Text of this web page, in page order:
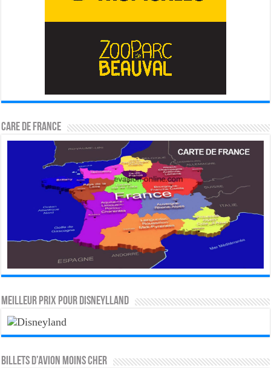
CARE DE FRANCE
MEILLEUR PRIX POUR DISNEYLLAND
Billets d’avion moins cher